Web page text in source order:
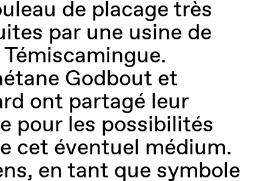
de placage très
par une usine de
Godbout et
ont partagé leur
pour les possibilités
cet éventuel médium.
en tant que symbole